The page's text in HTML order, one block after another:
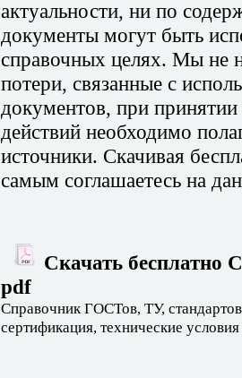
актуальности, ни по
документы могут быть
справочных целях. Мы не
потери, связанные с
документов, при
действий необходимо
источники. Скачивая
самым соглашаетесь на
Скачать бесплатно
pdf
Справочник ГОСТов, ТУ,
сертификация, технические условия